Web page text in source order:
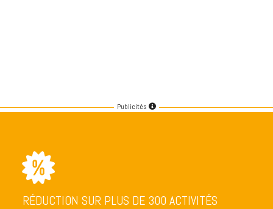
Publicités
RÉDUCTION SUR PLUS DE 300 ACTIVITÉS